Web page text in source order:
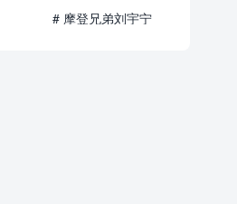
# 摩登兄弟刘宇宁